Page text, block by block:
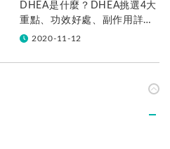
DHEA是什麼？DHEA挑選4大
重點、功效好處、副作用詳情
介紹2020-11-12